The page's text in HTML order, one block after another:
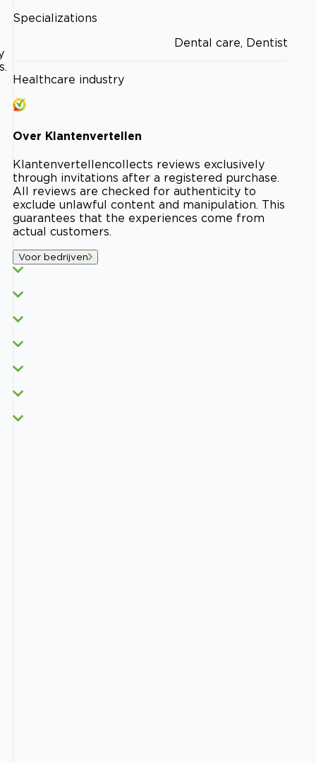
Specializations
Dental care, Dentist
Healthcare industry
Over Klantenvertellen
Klantenvertellencollects reviews exclusively
through invitations after a registered purchase.
All reviews are checked for authenticity to
exclude unlawful content and manipulation. This
guarantees that the experiences come from
actual customers.
Voor bedrijven